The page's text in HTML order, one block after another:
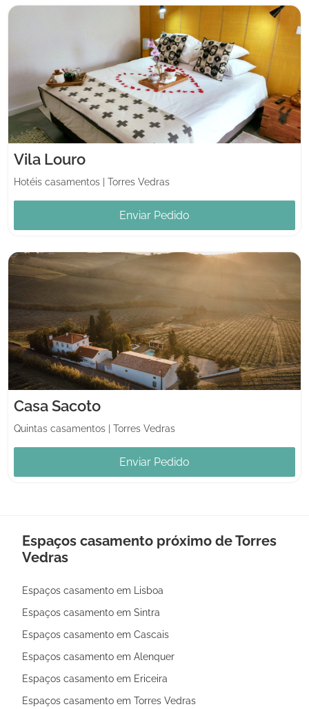
Vila Louro
Hotéis casamentos Torres Vedras
Enviar Pedido
Casa Sacoto
Quintas casamentos Torres Vedras
Enviar Pedido
Espaços casamento próximo de Torres
Vedras
Espaços casamento em Lisboa
Espaços casamento em Sintra
Espaços casamento em Cascais
Espaços casamento em Alenquer
Espaços casamento em Ericeira
Espaços casamento em Torres Vedras